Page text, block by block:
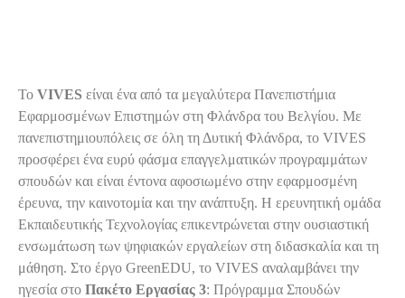
Το VIVES είναι ένα από τα μεγαλύτερα Πανεπιστήμια
Εφαρμοσμένων Επιστημών στη Φλάνδρα του Βελγίου. Με
πανεπιστημιουπόλεις σε όλη τη Δυτική Φλάνδρα, το VIVES
προσφέρει ένα ευρύ φάσμα επαγγελματικών προγραμμάτων
σπουδών και είναι έντονα αφοσιωμένο στην εφαρμοσμένη
έρευνα, την καινοτομία και την ανάπτυξη. Η ερευνητική ομάδα
Εκπαιδευτικής Τεχνολογίας επικεντρώνεται στην ουσιαστική
ενσωμάτωση των ψηφιακών εργαλείων στη διδασκαλία και τη
μάθηση. Στο έργο GreenEDU, το VIVES αναλαμβάνει την
ηγεσία στο Πακέτο Εργασίας 3: Πρόγραμμα Σπουδών